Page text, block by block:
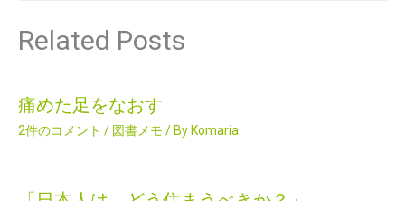
Related Posts
痛めた足をなおす
2件のコメント / 図書メモ / By Komaria